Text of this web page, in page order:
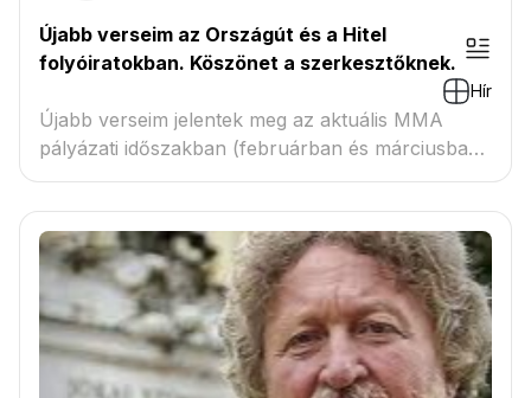
Újabb verseim az Országút és a Hitel
folyóiratokban. Köszönet a szerkesztőknek.
Hír
Újabb verseim jelentek meg az aktuális MMA
pályázati időszakban (februárban és márciusban)
az Ország...